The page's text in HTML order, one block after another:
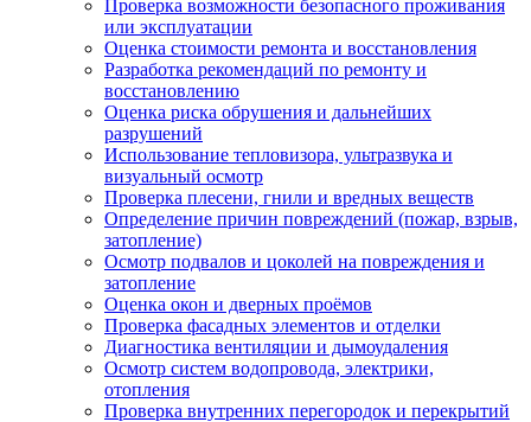
Проверка возможности безопасного проживания
или эксплуатации
Оценка стоимости ремонта и восстановления
Разработка рекомендаций по ремонту и
восстановлению
Оценка риска обрушения и дальнейших
разрушений
Использование тепловизора, ультразвука и
визуальный осмотр
Проверка плесени, гнили и вредных веществ
Определение причин повреждений (пожар, взрыв,
затопление)
Осмотр подвалов и цоколей на повреждения и
затопление
Оценка окон и дверных проёмов
Проверка фасадных элементов и отделки
Диагностика вентиляции и дымоудаления
Осмотр систем водопровода, электрики,
отопления
Проверка внутренних перегородок и перекрытий